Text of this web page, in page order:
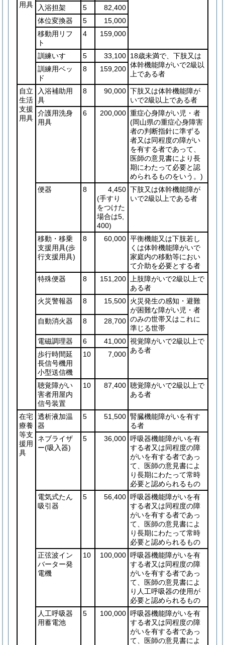
用具
入浴担架
5
82,400
体位変換器
5
15,000
移動用リフ
ト
4 159,000
訓練いす 5 33,100 18歳未満で、下肢又は
体幹機能障がいで2級以
上である者
訓練用ベッ
ド
8 159,200
自立
生活
支援
用具
入浴補助用
具
8 90,000 下肢又は体幹機能障が
いで2級以上である者
介護用洗身
用具
6 200,000 重症心身障がい児・者
(岡山県の重症心身障害
者の判断指針に準ずる
者又は同程度の障がい
を有する者であって、
医師の意見書により長
期にわたって必要と認
められるものをいう。)
便器
8
4,450
(手すり
をつけた
場合は5,
400)
下肢又は体幹機能障が
いで2級以上である者
移動・移乗
支援用具(歩
行支援用具)
8 60,000 平衡機能又は下肢若し
くは体幹機能障がいで
家庭内の移動等におい
て介助を必要とする者
特殊便器
8 151,200
上肢障がいで2級以上で
ある者
火災警報器
8 15,500 火災発生の感知・避難
が困難な障がい児・者
のみの世帯又はこれに
準じる世帯
自動消火器 8 28,700
電磁調理器 6 41,000 視覚障がいで2級以上で
ある者
歩行時間延
長信号機用
小型送信機
10 7,000
聴覚障がい
害者用屋内
信号装置
10 87,400 聴覚障がいで2級以上で
ある者
在宅
療養
等支
援用
具
透析液加温
器
5 51,500 腎臓機能障がいを有す
る者
ネブライザ
ー(吸入器)
5 36,000 呼吸器機能障がいを有
する者又は同程度の障
がいを有する者であっ
て、医師の意見書によ
り長期にわたって常時
必要と認められるもの
電気式たん
吸引器
5 56,400 呼吸器機能障がいを有
する者又は同程度の障
がいを有する者であっ
て、医師の意見書によ
り長期にわたって常時
必要と認められるもの
正弦波イン
バーター発
電機
10 100,000 呼吸器機能障がいを有
する者又は同程度の障
がいを有する者であっ
て、医師の意見書によ
り人工呼吸器の使用が
必要と認められるもの
人工呼吸器
用蓄電池
5 100,000 呼吸器機能障がいを有
する者又は同程度の障
がいを有する者であっ
て、医師の意見書によ